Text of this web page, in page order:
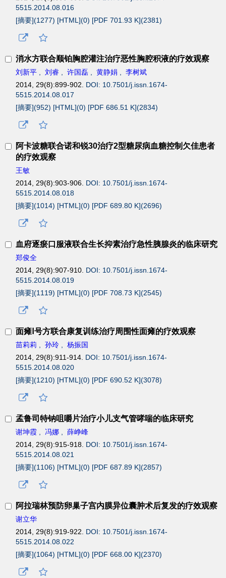
5515.2014.08.016
[摘要](1277) [HTML](0) [PDF 701.93 K](2381)
消水方联合顺铂胸腔灌注治疗恶性胸腔积液的疗效观察
刘新平 , 刘睿 , 许国磊 , 黄静娟 , 李树斌
2014, 29(8):899-902. DOI: 10.7501/j.issn.1674-
5515.2014.08.017
[摘要](952) [HTML](0) [PDF 686.51 K](2834)
阿卡波糖联合诺和锐30治疗2型糖尿病血糖控制欠佳患者
的疗效观察
王敏
2014, 29(8):903-906. DOI: 10.7501/j.issn.1674-
5515.2014.08.018
[摘要](1014) [HTML](0) [PDF 689.80 K](2696)
血府逐瘀口服液联合生长抑素治疗急性胰腺炎的临床研究
郑俊全
2014, 29(8):907-910. DOI: 10.7501/j.issn.1674-
5515.2014.08.019
[摘要](1119) [HTML](0) [PDF 708.73 K](2545)
面瘫Ⅰ号方联合康复训练治疗周围性面瘫的疗效观察
苗莉莉 , 孙玲 , 杨振国
2014, 29(8):911-914. DOI: 10.7501/j.issn.1674-
5515.2014.08.020
[摘要](1210) [HTML](0) [PDF 690.52 K](3078)
孟鲁司特钠咀嚼片治疗小儿支气管哮喘的临床研究
谢坤霞 , 冯娜 , 薛峥峰
2014, 29(8):915-918. DOI: 10.7501/j.issn.1674-
5515.2014.08.021
[摘要](1106) [HTML](0) [PDF 687.89 K](2857)
阿拉瑞林预防卵巢子宫内膜异位囊肿术后复发的疗效观察
谢立华
2014, 29(8):919-922. DOI: 10.7501/j.issn.1674-
5515.2014.08.022
[摘要](1064) [HTML](0) [PDF 668.00 K](2370)